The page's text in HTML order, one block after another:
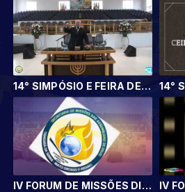
14° SIMPÓSIO E FEIRA DE MISSÕES
IV FORUM DE MISSÕES DIA 26